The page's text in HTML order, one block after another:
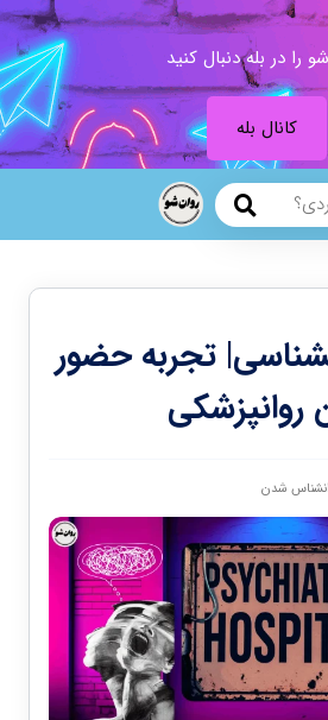
را در بله دنبال کنید
کانال بله
تجربه حضور
روانپزشکی
شدن